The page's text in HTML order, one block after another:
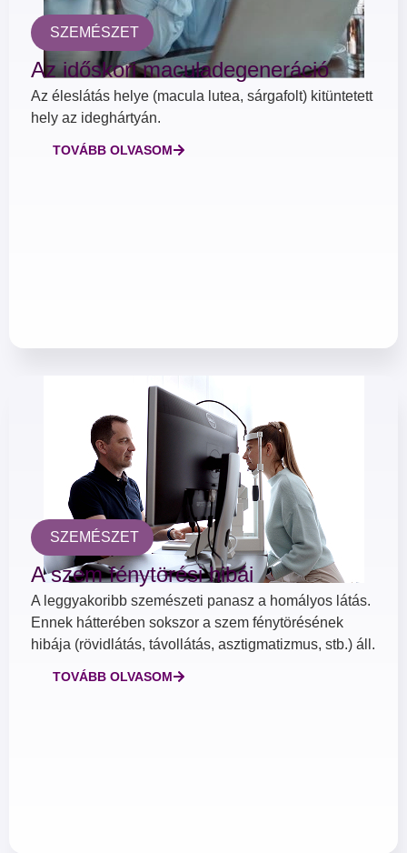
SZEMÉSZET
Az időskori maculadegeneráció
Az éleslátás helye (macula lutea, sárgafolt) kitüntetett
hely az ideghártyán.
TOVÁBB OLVASOM
SZEMÉSZET
A szem fénytörési hibái
A leggyakoribb szemészeti panasz a homályos látás.
Ennek hátterében sokszor a szem fénytörésének
hibája (rövidlátás, távollátás, asztigmatizmus, stb.) áll.
TOVÁBB OLVASOM